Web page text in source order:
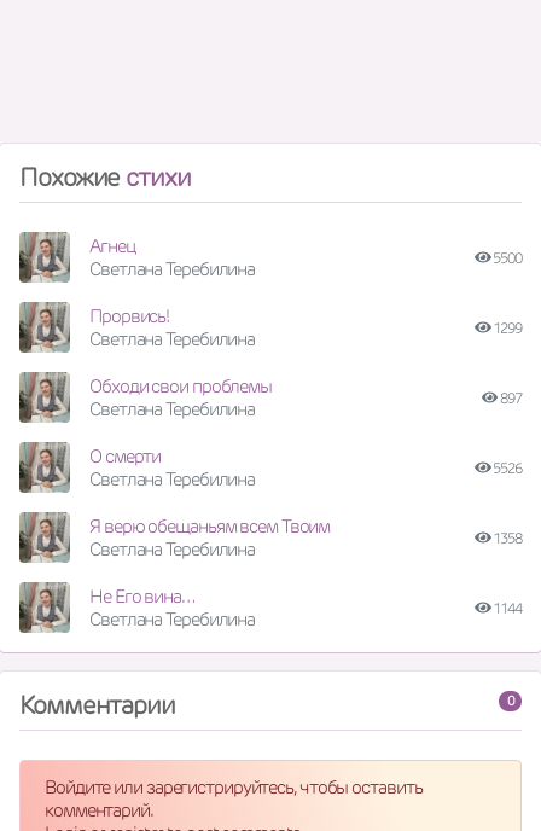
Похожие стихи
Агнец
Светлана Теребилина
5500
Прорвись!
Светлана Теребилина
1299
Обходи свои проблемы
Светлана Теребилина
897
О смерти
Светлана Теребилина
5526
Я верю обещаньям всем Твоим
Светлана Теребилина
1358
Не Его вина…
Светлана Теребилина
1144
0
Комментарии
Войдите или зарегистрируйтесь, чтобы оставить
комментарий.